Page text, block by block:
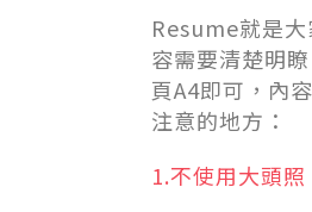
Resume就是
容需要清楚明
頁A4即可，內
注意的地方：
1.不使用大頭照